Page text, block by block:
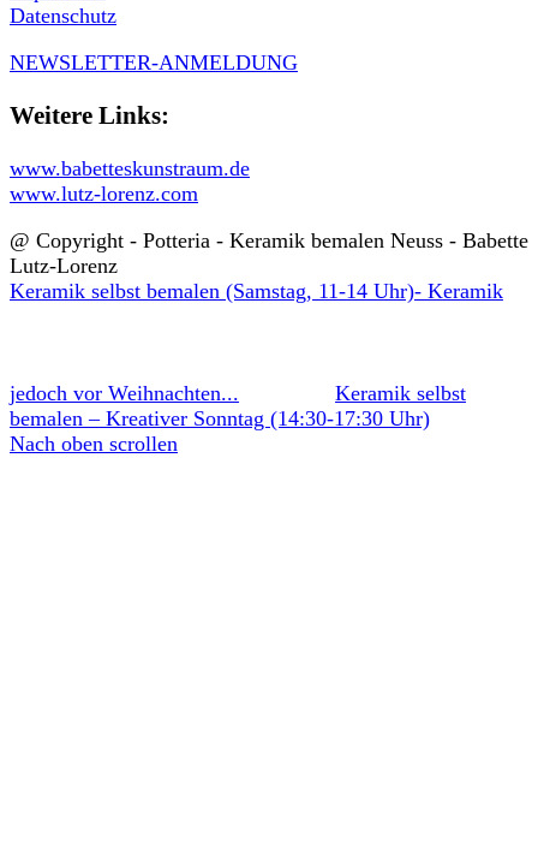
Datenschutz
NEWSLETTER-ANMELDUNG
Weitere Links:
www.babetteskunstraum.de
www.lutz-lorenz.com
@ Copyright - Potteria - Keramik bemalen Neuss - Babette
Lutz-Lorenz
Keramik selbst bemalen (Samstag, 11-14 Uhr)- Keramik
jedoch vor Weihnachten...
Keramik selbst
bemalen – Kreativer Sonntag (14:30-17:30 Uhr)
Nach oben scrollen